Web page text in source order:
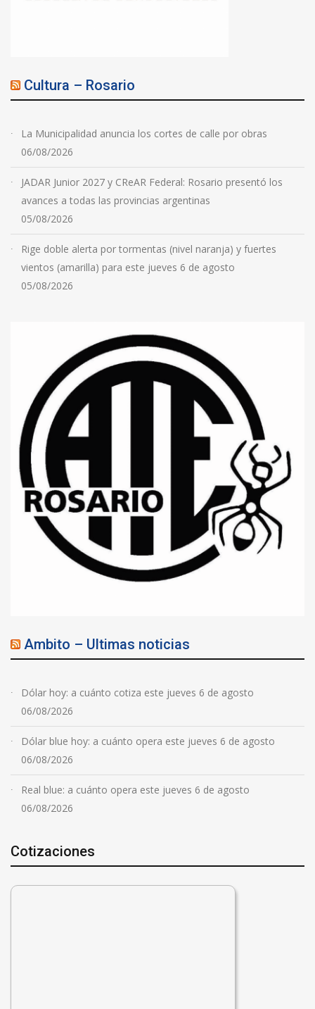
Cultura – Rosario
La Municipalidad anuncia los cortes de calle por obras
06/08/2026
JADAR Junior 2027 y CReAR Federal: Rosario presentó los
avances a todas las provincias argentinas
05/08/2026
Rige doble alerta por tormentas (nivel naranja) y fuertes
vientos (amarilla) para este jueves 6 de agosto
05/08/2026
Ambito – Ultimas noticias
Dólar hoy: a cuánto cotiza este jueves 6 de agosto
06/08/2026
Dólar blue hoy: a cuánto opera este jueves 6 de agosto
06/08/2026
Real blue: a cuánto opera este jueves 6 de agosto
06/08/2026
Cotizaciones